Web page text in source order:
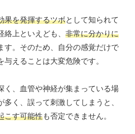
果を発揮するツボとして知られて
上といえども、 非常に分かりに
す。そのため、自分の感覚だけで
えることは大変危険です。
く、血管や神経が集まっている場
く、誤って刺激してしまうと、
こす可能性も否定できません。